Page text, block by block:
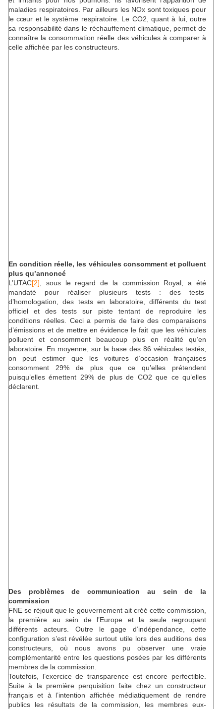
maladies respiratoires. Par ailleurs les NOx sont toxiques pour
le cœur et le système respiratoire. Le CO2, quant à lui, outre
sa responsabilité dans le réchauffement climatique, permet de
connaître la consommation réelle des véhicules à comparer à
celle affichée par les constructeurs.
En condition réelle, les véhicules consomment et polluent
plus qu’annoncé
L’UTAC[2] , sous le regard de la commission Royal, a été
mandaté pour réaliser plusieurs tests : des tests
d’homologation, des tests en laboratoire, différents du test
officiel et des tests sur piste tentant de reproduire les
conditions réelles. Ceci a permis de faire des comparaisons
d’émissions et de mettre en évidence le fait que les véhicules
polluent et consomment beaucoup plus en réalité qu’en
laboratoire. En moyenne, sur la base des 86 véhicules testés,
on peut estimer que les voitures d’occasion françaises
consomment 29% de plus que ce qu’elles prétendent
puisqu’elles émettent 29% de plus de CO2 que ce qu’elles
déclarent.
Des problèmes de communication au sein de la
commission
FNE se réjouit que le gouvernement ait créé cette commission,
la première au sein de l’Europe et la seule regroupant
différents acteurs. Outre le gage d’indépendance, cette
configuration s’est révélée surtout utile lors des auditions des
constructeurs, où nous avons pu observer une vraie
complémentarité entre les questions posées par les différents
membres de la commission.
Toutefois, l’exercice de transparence est encore perfectible.
Suite à la première perquisition faite chez un constructeur
français et à l’intention affichée médiatiquement de rendre
publics les résultats de la commission, les membres eux-